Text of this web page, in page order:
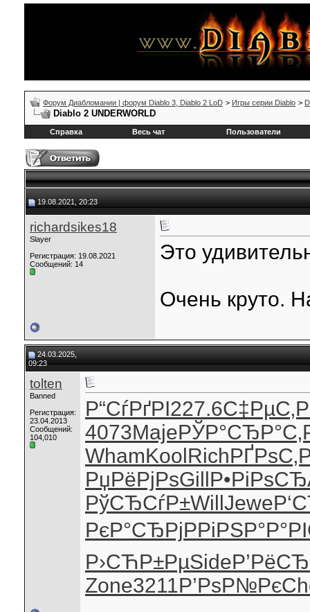
Форум Диабломании | форум Diablo 3, Diablo 2 LoD > Игры серии Diablo >
Diablo 2 UNDERWORLD
Справка Весь чат Пользователи
19.08.2021, 20:23
richardsikes18
Slayer
Регистрация: 19.08.2021
Сообщений: 14
Это
Очень круто.
24.03.2025,
09:23
tolten
Banned
Регистрация:
23.04.2013
Сообщений:
104,010
Р“СѓРґРІ227.6
4073MajeРЎР°СЂР°
WhamKool Rich
РџРёРјРѕGill Р•РіРѕСЂ
РўСЂСѓР±Will Jewe
РєР°СЂРјРРіРЅР°
Р›СЋР±РµSide
Zone3211Р’РѕР№Рє